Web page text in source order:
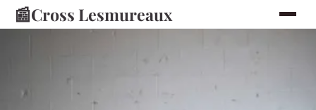
📰Cross Lesmureaux